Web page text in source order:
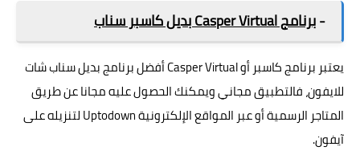
-برنامج Casper Virtual بديل كاسبر سناب
يعتبر برنامج كاسبر أو Casper Virtual أفضل برنامج بديل سناب شات
للايفون، فالتطبيق مجاني ويمكنك الحصول عليه مجانا عن طريق
المتاجر الرسمية أو عبر المواقع الإلكترونية Uptodown لتنزيله على
آيفون.